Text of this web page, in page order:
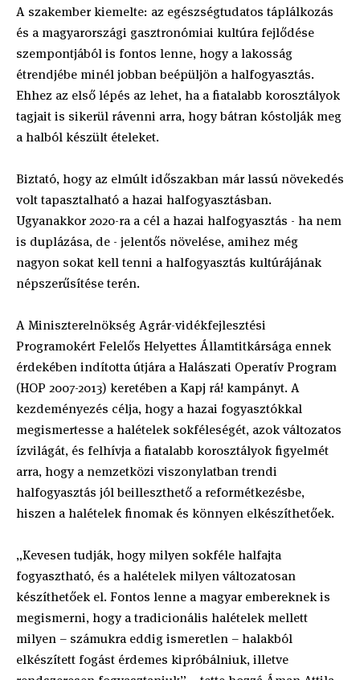
A szakember kiemelte: az egészségtudatos táplálkozás
és a magyarországi gasztronómiai kultúra fejlődése
szempontjából is fontos lenne, hogy a lakosság
étrendjébe minél jobban beépüljön a halfogyasztás.
Ehhez az első lépés az lehet, ha a fiatalabb korosztályok
tagjait is sikerül rávenni arra, hogy bátran kóstolják meg
a halból készült ételeket.
Biztató, hogy az elmúlt időszakban már lassú növekedés
volt tapasztalható a hazai halfogyasztásban.
Ugyanakkor 2020-ra a cél a hazai halfogyasztás - ha nem
is duplázása, de - jelentős növelése, amihez még
nagyon sokat kell tenni a halfogyasztás kultúrájának
népszerűsítése terén.
A Miniszterelnökség Agrár-vidékfejlesztési
Programokért Felelős Helyettes Államtitkársága ennek
érdekében indította útjára a Halászati Operatív Program
(HOP 2007-2013) keretében a Kapj rá! kampányt. A
kezdeményezés célja, hogy a hazai fogyasztókkal
megismertesse a halételek sokféleségét, azok változatos
ízvilágát, és felhívja a fiatalabb korosztályok figyelmét
arra, hogy a nemzetközi viszonylatban trendi
halfogyasztás jól beilleszthető a reformétkezésbe,
hiszen a halételek finomak és könnyen elkészíthetőek.
„Kevesen tudják, hogy milyen sokféle halfajta
fogyasztható, és a halételek milyen változatosan
készíthetőek el. Fontos lenne a magyar embereknek is
megismerni, hogy a tradicionális halételek mellett
milyen – számukra eddig ismeretlen – halakból
elkészített fogást érdemes kipróbálniuk, illetve